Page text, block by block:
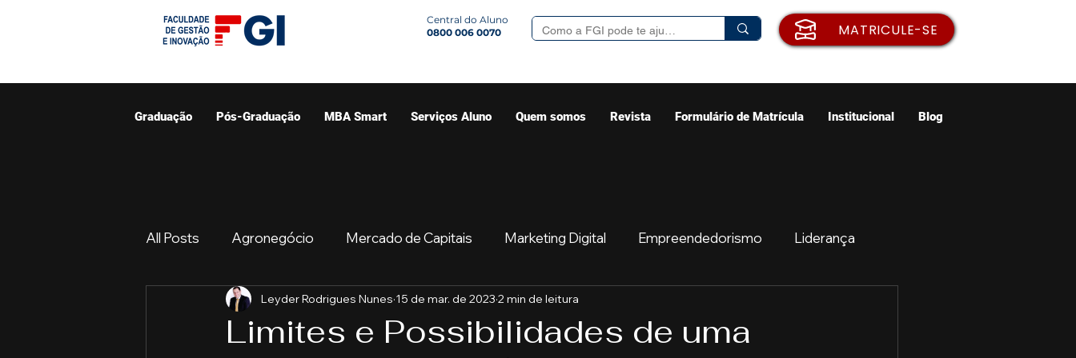
Central do Aluno
0800 006 0070
MATRICULE-SE
Graduação Pós-Graduação MBA Smart Serviços Aluno Quem somos Revista Formulário de Matrícula Institucional Blog
All Posts Agronegócio Mercado de Capitais Marketing Digital Empreendedorismo Liderança
Graduação Resumo do Mercado Sua comunidade Começar
Limites e Possibilidades de uma
Leyder Rodrigues Nunes 15 de mar. de 2023 2 min de leitura